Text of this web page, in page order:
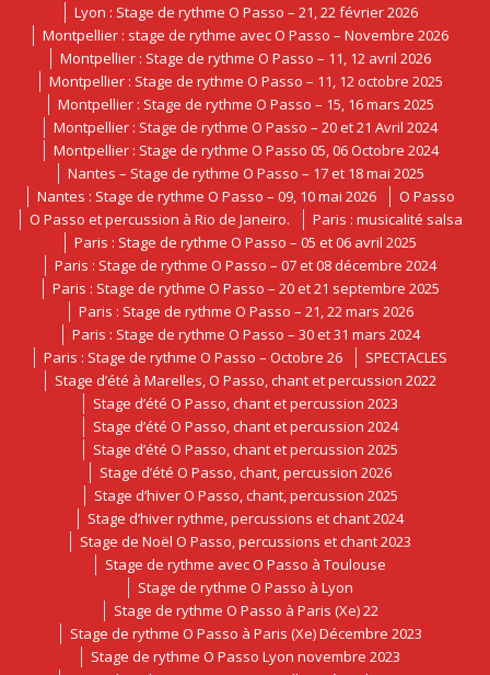
Lyon : Stage de rythme O Passo – 21, 22 février 2026
Montpellier : stage de rythme avec O Passo – Novembre 2026
Montpellier : Stage de rythme O Passo – 11, 12 avril 2026
Montpellier : Stage de rythme O Passo – 11, 12 octobre 2025
Montpellier : Stage de rythme O Passo – 15, 16 mars 2025
Montpellier : Stage de rythme O Passo – 20 et 21 Avril 2024
Montpellier : Stage de rythme O Passo 05, 06 Octobre 2024
Nantes – Stage de rythme O Passo – 17 et 18 mai 2025
Nantes : Stage de rythme O Passo – 09, 10 mai 2026
O Passo
O Passo et percussion à Rio de Janeiro.
Paris : musicalité salsa
Paris : Stage de rythme O Passo – 05 et 06 avril 2025
Paris : Stage de rythme O Passo – 07 et 08 décembre 2024
Paris : Stage de rythme O Passo – 20 et 21 septembre 2025
Paris : Stage de rythme O Passo – 21, 22 mars 2026
Paris : Stage de rythme O Passo – 30 et 31 mars 2024
Paris : Stage de rythme O Passo – Octobre 26
SPECTACLES
Stage d’été à Marelles, O Passo, chant et percussion 2022
Stage d’été O Passo, chant et percussion 2023
Stage d’été O Passo, chant et percussion 2024
Stage d’été O Passo, chant et percussion 2025
Stage d’été O Passo, chant, percussion 2026
Stage d’hiver O Passo, chant, percussion 2025
Stage d’hiver rythme, percussions et chant 2024
Stage de Noël O Passo, percussions et chant 2023
Stage de rythme avec O Passo à Toulouse
Stage de rythme O Passo à Lyon
Stage de rythme O Passo à Paris (Xe) 22
Stage de rythme O Passo à Paris (Xe) Décembre 2023
Stage de rythme O Passo Lyon novembre 2023